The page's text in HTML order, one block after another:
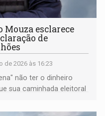
Mouza esclarece
de
de 2026 às 16:23
não ter o dinheiro
sua caminhada eleitoral